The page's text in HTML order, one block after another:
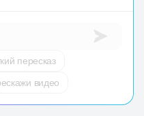
пересказ
видео